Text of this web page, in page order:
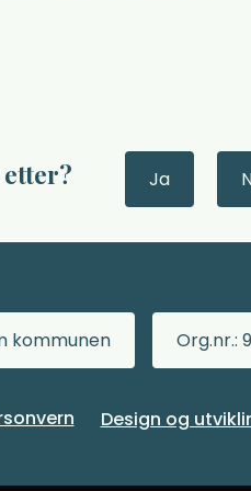
Ja
kommunen Org.nr.:
Design og